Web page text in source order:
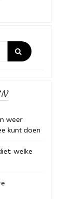
weer
kunt doen
welke